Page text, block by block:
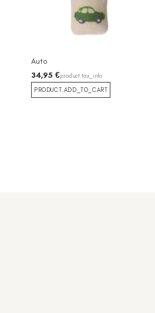
Auto
34,95 €product.tax_info
PRODUCT.ADD_TO_CART